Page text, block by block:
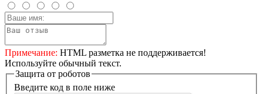
Примечание: HTML разметка не поддерживается!
Используйте обычный текст.
Защита от роботов
Введите код в поле ниже